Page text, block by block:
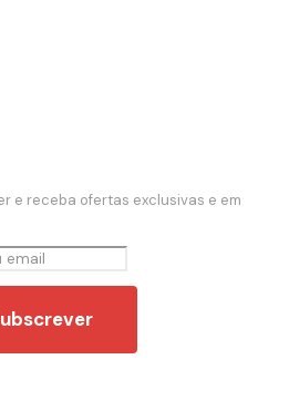
e receba ofertas exclusivas e em